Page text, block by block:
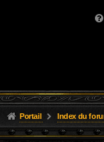
Portail Index du